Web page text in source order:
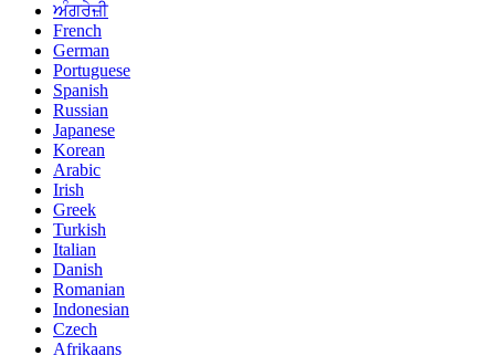
ਅੰਗਰੇਜ਼ੀ
French
German
Portuguese
Spanish
Russian
Japanese
Korean
Arabic
Irish
Greek
Turkish
Italian
Danish
Romanian
Indonesian
Czech
Afrikaans